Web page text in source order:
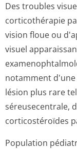
Des troubles
corticothérapie
vision floue ou
visuel
notamment
lésion plus rare
séreusecentrale,
corticostéroïdes
Population